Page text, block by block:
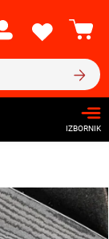
IZBORNIK